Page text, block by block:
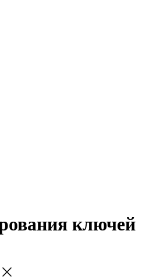
ключей